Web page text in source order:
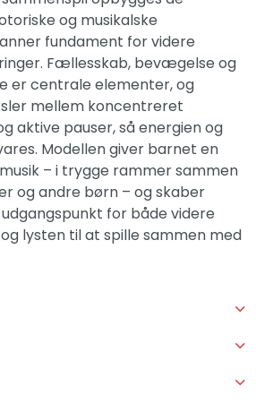
og musikalske
fundament for videre
Fællesskab, bevægelse og
centrale elementer, og
mellem koncentreret
aktive pauser, så energien og
Modellen giver barnet en
– i trygge rammer sammen
og andre børn – og skaber
for både videre
lysten til at spille sammen med